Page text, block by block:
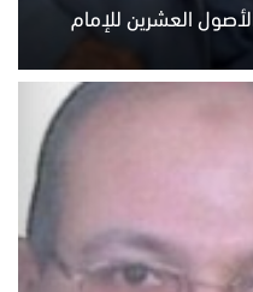
العشرين للإمام